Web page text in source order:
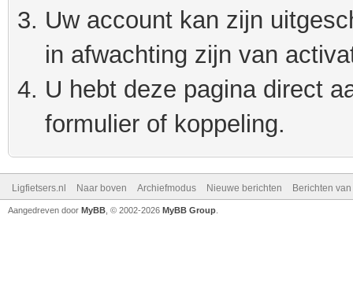
Uw account kan zijn
in afwachting zijn van
U hebt deze pagina direct
formulier of koppeling.
Ligfietsers.nl Naar boven Archiefmodus Nieuwe berichten Berichten
Aangedreven door MyBB , © 2002-2026 MyBB Group